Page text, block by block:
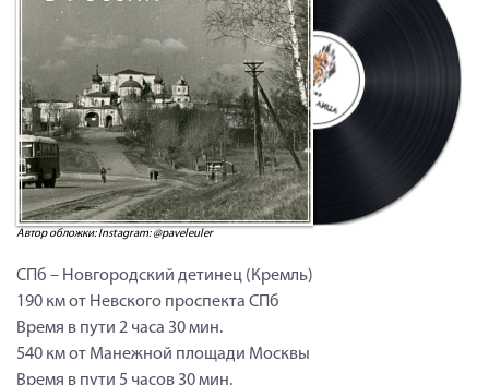
Автор обложки: Instagram: @paveleuler
СПб – Новгородский детинец (Кремль)
190 км от Невского проспекта СПб
Время в пути 2 часа 30 мин.
540 км от Манежной площади Москвы
Время в пути 5 часов 30 мин.